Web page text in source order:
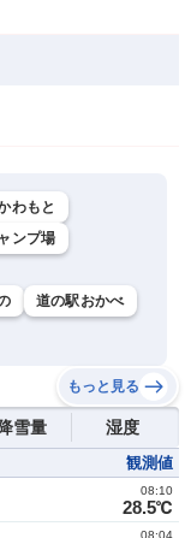
わもと
ンプ場
道の駅おかべ
もっと見る
降雪量 湿度
観測値
28.5℃
08:10
08:04